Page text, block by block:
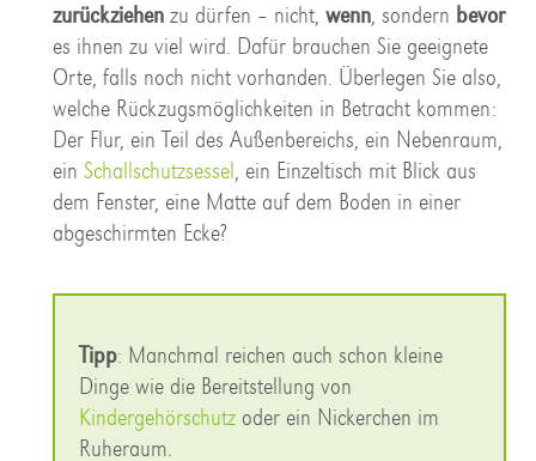
zurückziehenzu dürfen – nicht, wenn, sondern bevor
es ihnen zu viel wird. Dafür brauchen Sie geeignete
Orte, falls noch nicht vorhanden. Überlegen Sie also,
welche Rückzugsmöglichkeiten in Betracht kommen:
Der Flur, ein Teil des Außenbereichs, ein Nebenraum,
ein Schallschutzsessel, ein Einzeltisch mit Blick aus
dem Fenster, eine Matte auf dem Boden in einer
abgeschirmten Ecke?
Tipp: Manchmal reichen auch schon kleine
Dinge wie die Bereitstellung von
Kindergehörschutzoder ein Nickerchen im
Ruheraum.